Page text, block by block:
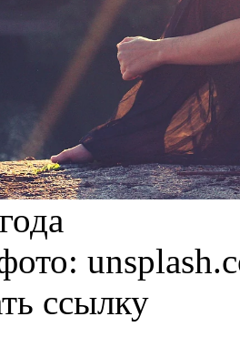
ссылку